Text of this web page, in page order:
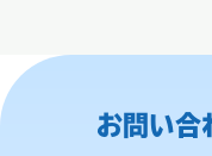
お問い合